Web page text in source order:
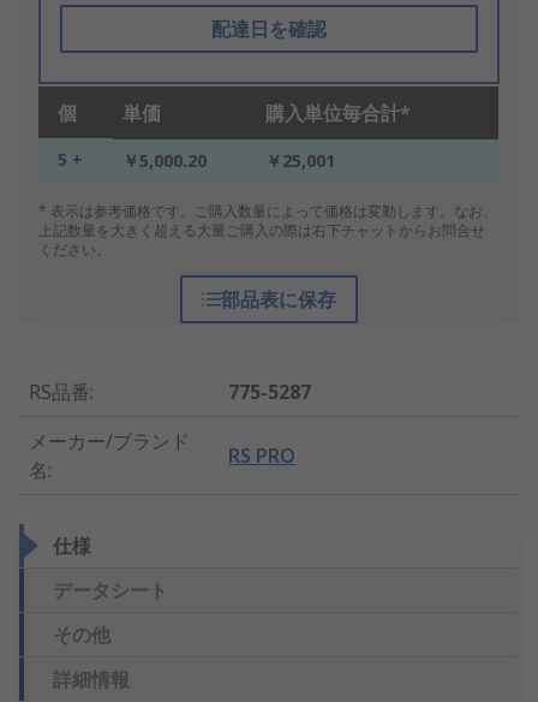
配達日を確認
個 単価 購入単位毎合計*
5 + ￥5,000.20 ￥25,001
* 表示は参考価格です。ご購入数量によって価格は変動します。なお、
上記数量を大きく超える大量ご購入の際は右下チャットからお問合せ
ください。
部品表に保存
RS品番:
775-5287
メーカー/ブランド
名:
RS PRO
仕様
データシート
その他
詳細情報